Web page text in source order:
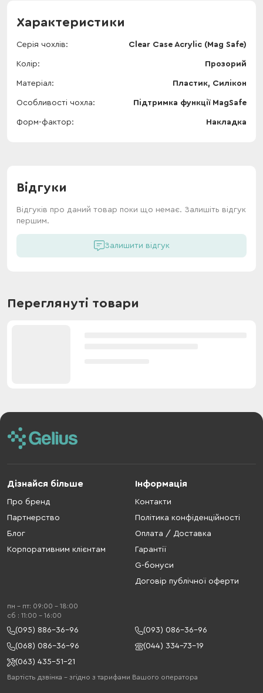
Характеристики
Серія чохлів Clear Case Acrylic (Mag Safe)
Колір Прозорий
Матеріал Пластик, Силікон
Особливості чохла Підтримка функції MagSafe
Форм-фактор Накладка
Відгуки
Відгуків про даний товар поки що немає. Залишіть відгук
першим.
Залишити відгук
Переглянуті товари
Дізнайся більше
Про бренд
Партнерство
Блог
Корпоративним клієнтам
Інформація
Контакти
Політика конфіденційності
Оплата / Доставка
Гарантії
G-бонуси
Договір публічної оферти
пн - пт: 09:00 - 18:00
cб : 11:00 - 16:00
(095) 886-36-96
(093) 086-36-96
(068) 086-36-96
(044) 334-73-19
(063) 435-51-21
Вартість дзвінка – згідно з тарифами Вашого оператора